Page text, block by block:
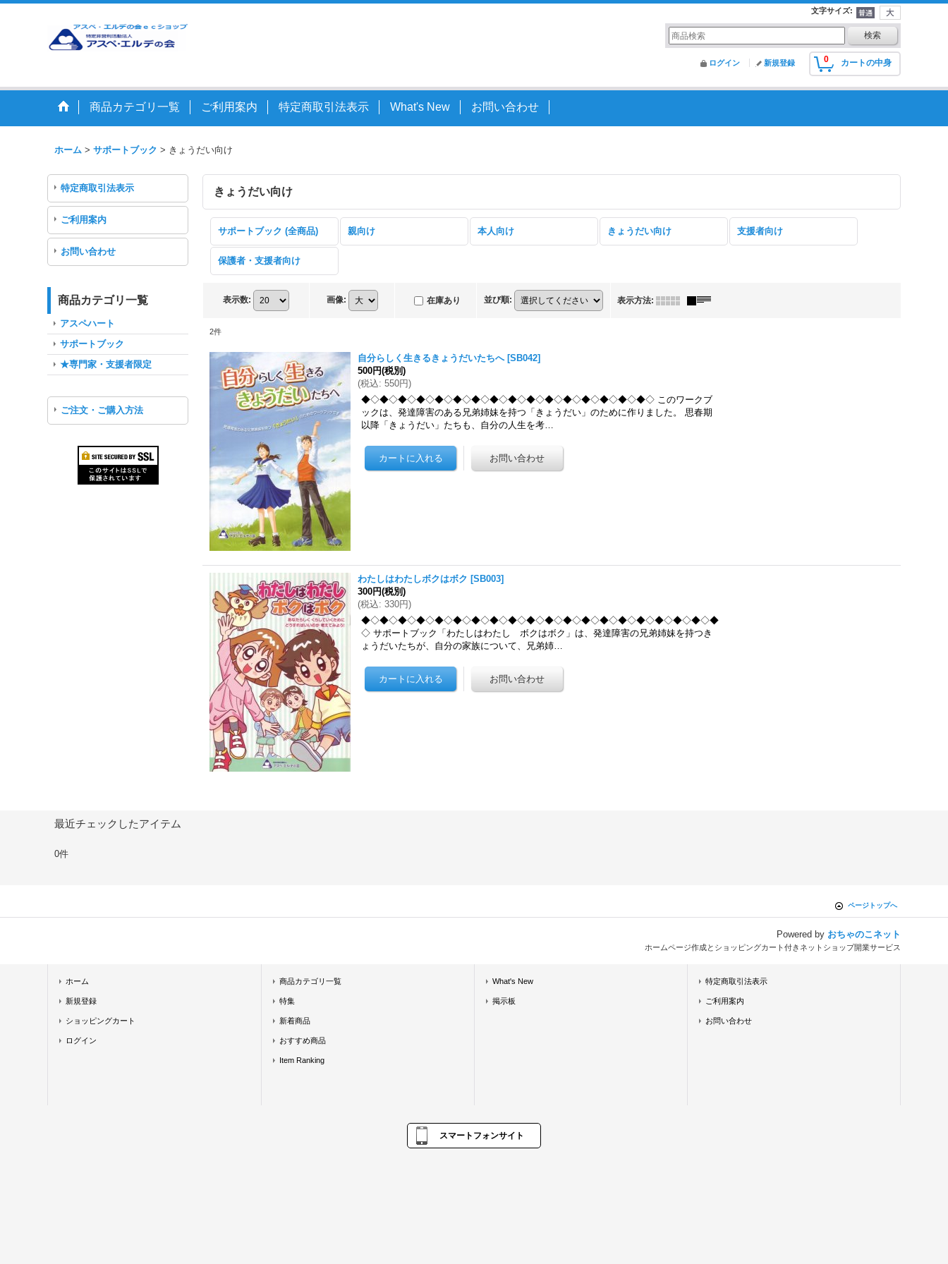
文字サイズ:
0 カートの中身
ログイン 新規登録
商品カテゴリ一覧 ご利用案内 特定商取引法表示 What's New お問い合わせ
ホーム > サポートブック > きょうだい向け
特定商取引法表示
ご利用案内
お問い合わせ
商品カテゴリ一覧
アスペハート
サポートブック
★専門家・支援者限定
ご注文・ご購入方法
きょうだい向け
サポートブック (全商品) 親向け 本人向け きょうだい向け 支援者向け
保護者・支援者向け
表示数: 画像: 在庫あり 並び順: 表示方法:
2件
自分らしく生きるきょうだいたちへ [SB042]
500円(税別)
(税込: 550円)
◆◇◆◇◆◇◆◇◆◇◆◇◆◇◆◇◆◇◆◇◆◇◆◇◆◇◆◇◆◇◆◇ このワークブ
ックは、発達障害のある兄弟姉妹を持つ「きょうだい」のために作りました。 思春期
以降「きょうだい」たちも、自分の人生を考…
わたしはわたしボクはボク [SB003]
300円(税別)
(税込: 330円)
◆◇◆◇◆◇◆◇◆◇◆◇◆◇◆◇◆◇◆◇◆◇◆◇◆◇◆◇◆◇◆◇◆◇◆◇◆◇◆
◇ サポートブック「わたしはわたし ボクはボク」は、発達障害の兄弟姉妹を持つき
ょうだいたちが、自分の家族について、兄弟姉…
最近チェックしたアイテム
0件
ページトップへ
Powered by おちゃのこネット
ホームページ作成とショッピングカート付きネットショップ開業サービス
ホーム
新規登録
ショッピングカート
ログイン
商品カテゴリ一覧
特集
新着商品
おすすめ商品
Item Ranking
What's New
掲示板
特定商取引法表示
ご利用案内
お問い合わせ
スマートフォンサイト